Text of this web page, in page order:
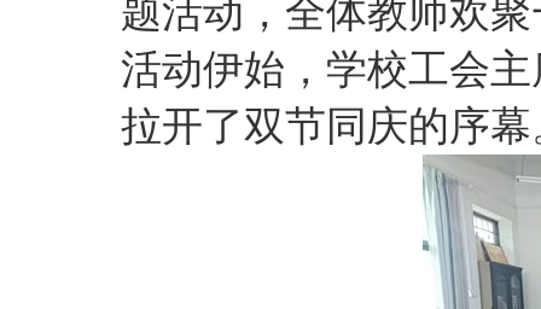
题活动，全体教师欢
活动伊始，学校工会
拉开了双节同庆的序幕